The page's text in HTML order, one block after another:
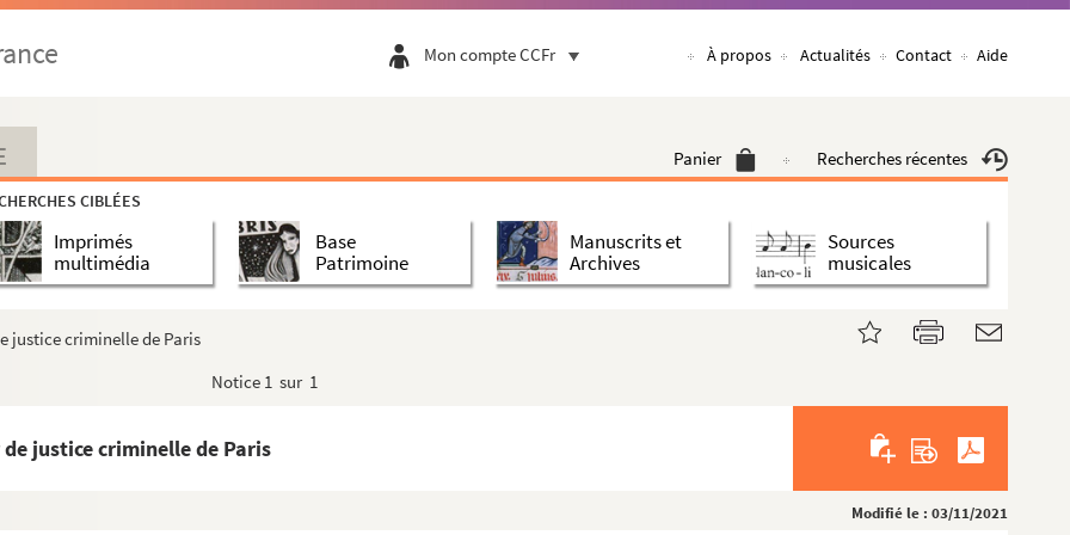
Mon compte CCFr À propos Actualités Contact Aide
Panier Recherches récentes
CIBLÉES
Imprimés
multimédia
Base
Patrimoine
Manuscrits et
Archives
Sources
musicales
justice criminelle de Paris
Notice 1 sur 1
justice criminelle de Paris
Modifié le : 03/11/2021
de Louis XVIII
), médecin